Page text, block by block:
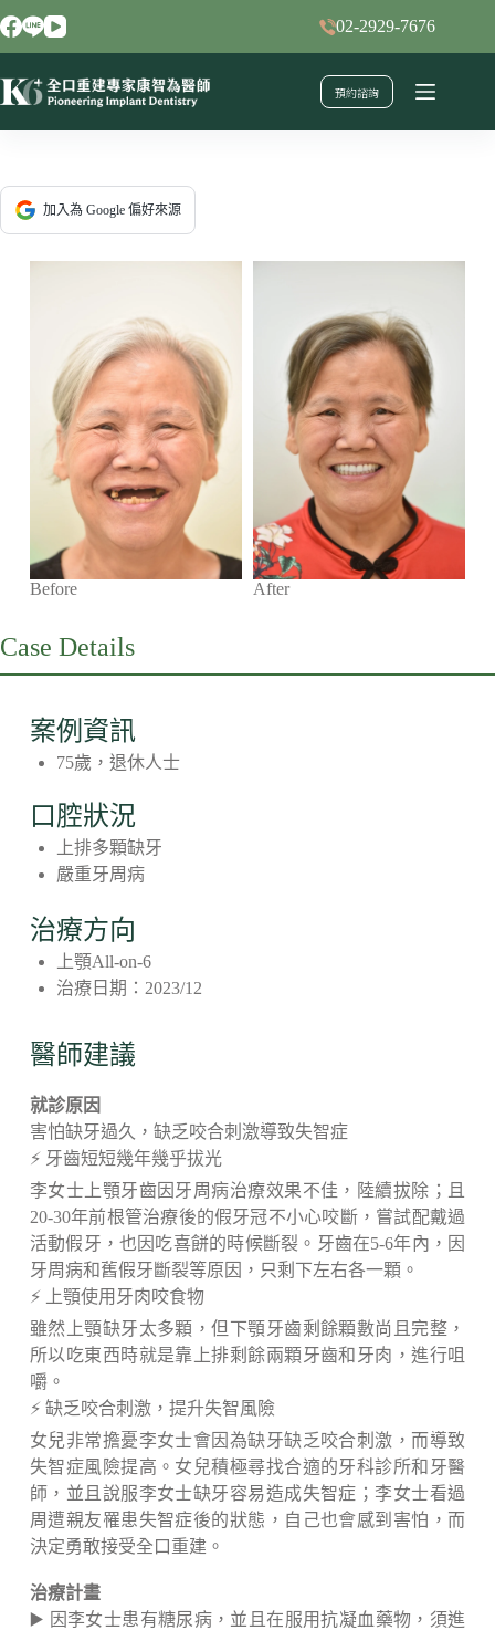
跳
至
要
02-2929-7676
預約諮詢
加入為 Google 偏好來源
Before After
Case Details
案例資訊
75歲，退休人士
口腔狀況
上排多顆缺牙
嚴重牙周病
治療方向
上顎All-on-6
治療日期：2023/12
醫師建議
就診原因
害怕缺牙過久，缺乏咬合刺激導致失智症
⚡ 牙齒短短幾年幾乎拔光
李女士上顎牙齒因牙周病治療效果不佳，陸續拔除；且
20-30年前根管治療後的假牙冠不小心咬斷，嘗試配戴過
活動假牙，也因吃喜餅的時候斷裂。牙齒在5-6年內，因
牙周病和舊假牙斷裂等原因，只剩下左右各一顆。
⚡ 上顎使用牙肉咬食物
雖然上顎缺牙太多顆，但下顎牙齒剩餘顆數尚且完整，
所以吃東西時就是靠上排剩餘兩顆牙齒和牙肉，進行咀
嚼。
⚡ 缺乏咬合刺激，提升失智風險
女兒非常擔憂李女士會因為缺牙缺乏咬合刺激，而導致
失智症風險提高。女兒積極尋找合適的牙科診所和牙醫
師，並且說服李女士缺牙容易造成失智症；李女士看過
周遭親友罹患失智症後的狀態，自己也會感到害怕，而
決定勇敢接受全口重建。
治療計畫
▶️ 因李女士患有糖尿病，並且在服用抗凝血藥物，須進